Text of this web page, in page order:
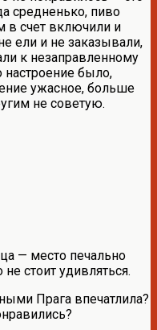
средненько, пиво
в счет включили и
ели и не заказывали,
к незаправленному
настроение было,
ужасное, больше
не советую.
— место печально
не стоит удивляться.
Прага впечатлила?